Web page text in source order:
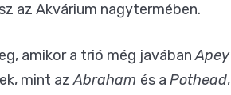
az Akvárium nagytermében.
amikor a trió még javábanApey
mint azAbraham és a Pothead,